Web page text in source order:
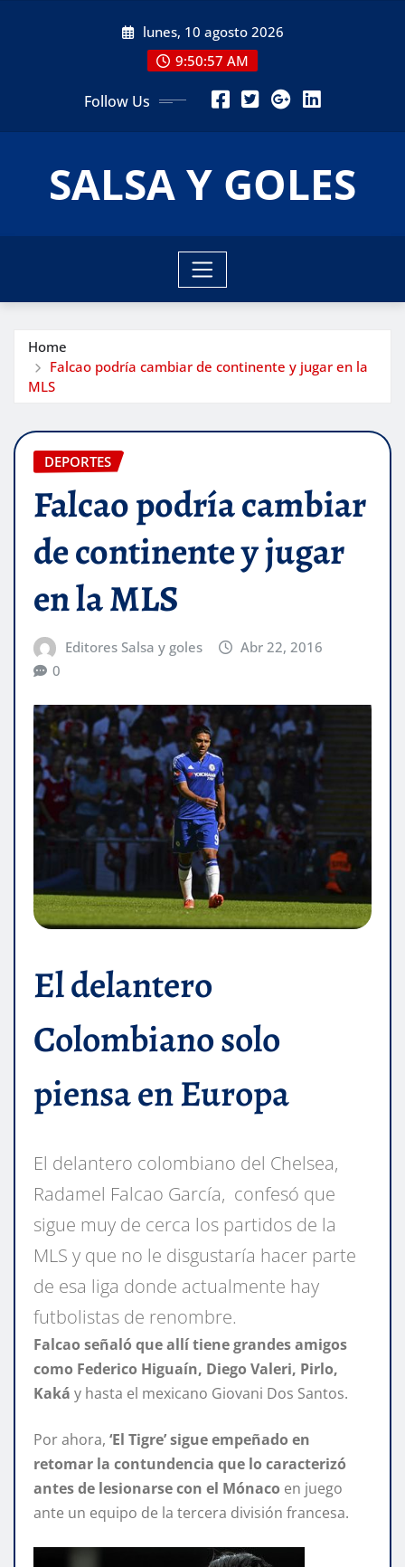
lunes, 10 agosto 2026
9:50:59 AM
Follow Us
SALSA Y GOLES
Home
Falcao podría cambiar de continente y jugar en la
MLS
DEPORTES
Falcao podría cambiar
de continente y jugar
en la MLS
Editores Salsa y goles
Abr 22, 2016
0
El delantero
Colombiano solo
piensa en Europa
El delantero colombiano del Chelsea,
Radamel Falcao García, confesó que
sigue muy de cerca los partidos de la
MLS y que no le disgustaría hacer parte
de esa liga donde actualmente hay
futbolistas de renombre.
Falcao señaló que allí tiene grandes amigos
como Federico Higuaín, Diego Valeri, Pirlo,
Kaká y hasta el mexicano Giovani Dos Santos.
Por ahora, ‘El Tigre’ sigue empeñado en
retomar la contundencia que lo caracterizó
antes de lesionarse con el Mónaco en juego
ante un equipo de la tercera división francesa.